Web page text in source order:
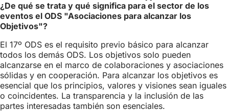
a
q
u
í
:
¿De qué se trata y qué significa para el sector de los
eventos el ODS "Asociaciones para alcanzar los
Objetivos"?
El 17º ODS es el requisito previo básico para alcanzar
todos los demás ODS. Los objetivos solo pueden
alcanzarse en el marco de colaboraciones y asociaciones
sólidas y en cooperación. Para alcanzar los objetivos es
esencial que los principios, valores y visiones sean iguales
o coincidentes. La transparencia y la inclusión de las
partes interesadas también son esenciales.